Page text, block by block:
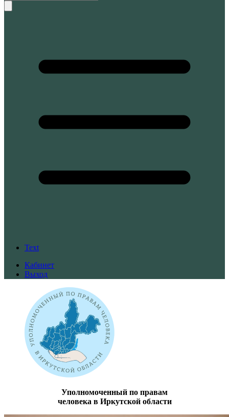
Text
Кабинет
Выход
Уполномоченный по правам
человека в Иркутской области